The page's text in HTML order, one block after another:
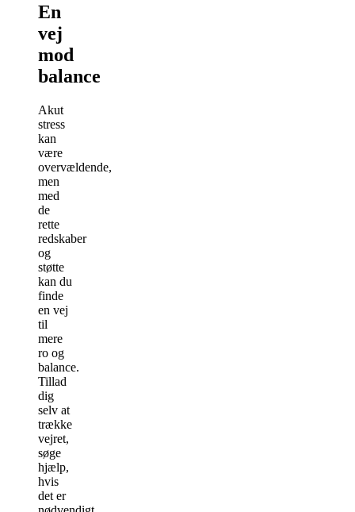
En
vej
mod
balance
Akut
stress
kan
være
overvældende,
men
med
de
rette
redskaber
og
støtte
kan du
finde
en vej
til
mere
ro og
balance.
Tillad
dig
selv at
trække
vejret,
søge
hjælp,
hvis
det er